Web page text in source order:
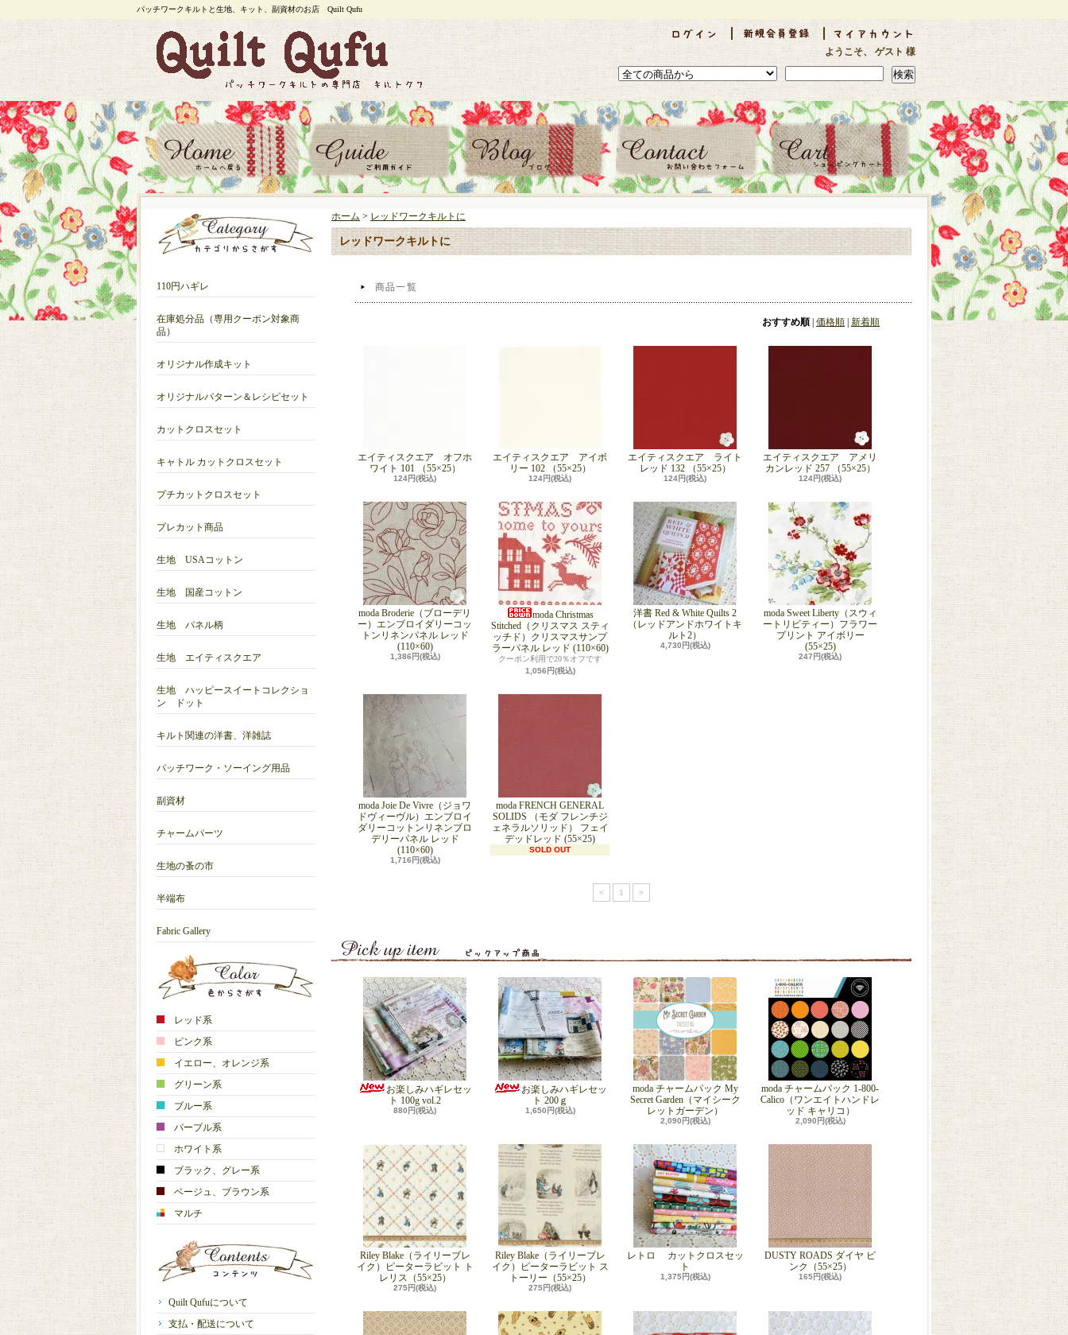
パッチワークキルトと生地、キット、副資材のお店 Quilt Qufu
ようこそ、 ゲスト 様
検索
110円ハギレ
在庫処分品（専用クーポン対象商
品）
オリジナル作成キット
オリジナルパターン＆レシピセット
カットクロスセット
キャトル カットクロスセット
プチカットクロスセット
プレカット商品
生地 USAコットン
生地 国産コットン
生地 パネル柄
生地 エイティスクエア
生地 ハッピースイートコレクショ
ン ドット
キルト関連の洋書、洋雑誌
パッチワーク・ソーイング用品
副資材
チャームパーツ
生地の蚤の市
半端布
Fabric Gallery
レッド系
ピンク系
イエロー、オレンジ系
グリーン系
ブルー系
パープル系
ホワイト系
ブラック、グレー系
ベージュ、ブラウン系
マルチ
Quilt Qufuについて
支払・配送について
ホーム > レッドワークキルトに
レッドワークキルトに
商品一覧
おすすめ順 価格順 新着順
エイティスクエア オフホ
ワイト 101 （55×25）
124円(税込)
エイティスクエア アイボ
リー 102 （55×25）
124円(税込)
エイティスクエア ライト
レッド 132 （55×25）
124円(税込)
エイティスクエア アメリ
カンレッド 257 （55×25）
124円(税込)
moda Broderie（ブローデリ
ー）エンブロイダリーコッ
トンリネンパネル レッド
(110×60)
1,386円(税込)
moda Christmas
Stitched（クリスマス スティ
ッチド）クリスマスサンプ
ラーパネル レッド (110×60)
クーポン利用で20％オフです
1,056円(税込)
洋書 Red & White Quilts 2
（レッドアンドホワイトキ
ルト2）
4,730円(税込)
moda Sweet Liberty（スウィ
ートリビティー）フラワー
プリント アイボリー
(55×25)
247円(税込)
moda Joie De Vivre（ジョワ
ドヴィーヴル）エンブロイ
ダリーコットンリネンブロ
デリーパネル レッド
(110×60)
1,716円(税込)
moda FRENCH GENERAL
SOLIDS （モダ フレンチジ
ェネラルソリッド） フェイ
デッドレッド (55×25)
SOLD OUT
< 1 >
お楽しみハギレセッ
ト 100g vol.2
880円(税込)
お楽しみハギレセッ
ト 200ｇ
1,650円(税込)
moda チャームパック My
Secret Garden（マイシーク
レットガーデン）
2,090円(税込)
moda チャームパック 1-800-
Calico（ワンエイトハンドレ
ッド キャリコ）
2,090円(税込)
Riley Blake（ライリーブレ
イク）ピーターラビット ト
レリス（55×25）
275円(税込)
Riley Blake（ライリーブレ
イク）ピーターラビット ス
トーリー（55×25）
275円(税込)
レトロ カットクロスセッ
ト
1,375円(税込)
DUSTY ROADS ダイヤ ピ
ンク（55×25）
165円(税込)